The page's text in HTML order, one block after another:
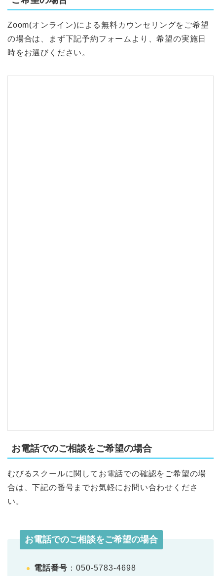
Zoom(オンライン)による無料カウンセリングをご希望
の場合は、まず下記予約フォームより、希望の実施日
時をお選びください。
お電話でのご相談をご希望の場合
むびるスクールに関してお電話での確認をご希望の場
合は、下記の番号までお気軽にお問い合わせくださ
い。
お電話でのご相談をご希望の場合
電話番号 ：050-5783-4698